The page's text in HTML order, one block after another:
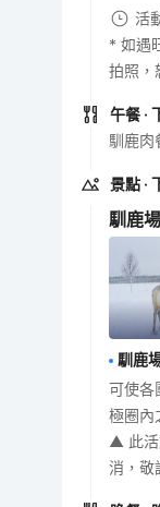
活
* 如遇
拍照，
午餐 ·
馴鹿肉
景點 ·
馴鹿場
馴鹿
可使各
極圈內
▲ 此活
消，敬